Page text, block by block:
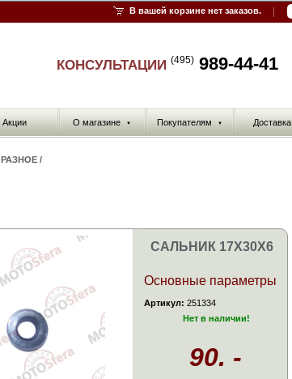
В вашей корзине нет заказов.
КОНСУЛЬТАЦИИ (495) 989-44-41
Акции О магазине ▼ Покупателям ▼ Доставка
РАЗНОЕ /
САЛЬНИК 17X30X6
Основные параметры
Артикул: 251334
Нет в наличии!
90. -